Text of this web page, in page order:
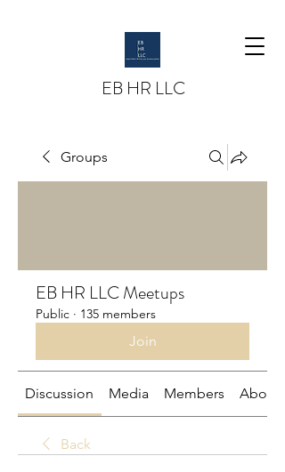
EB HR LLC
Groups
EB HR LLC Meetups
Public · 135 members
Join
Discussion Media Members About
Back